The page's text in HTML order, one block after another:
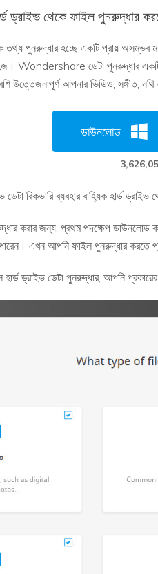
ড্রাইভ থেকে ফাইল পুনরুদ্ধার
তথ্য পুনরুদ্ধার হচ্ছে একটি প্রায় অসম্ভব
Wondershare ডেটা পুনরুদ্ধার একটি
উত্তেজনাপূর্ণ আপনার ভিডিও, সঙ্গীত,
ডাউনলোড
রিকভারি ব্যবহার বাহ্যিক হার্ড
করার জন্য, প্রথম পদক্ষেপ
এখন আপনি ফাইল পুনরুদ্ধার করতে
ড্রাইভ ডেটা পুনরুদ্ধার, আপনি